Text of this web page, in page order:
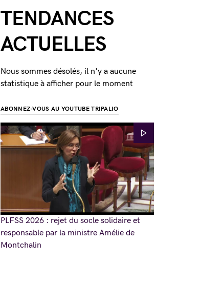
TENDANCES
ACTUELLES
Nous sommes désolés, il n'y a aucune
statistique à afficher pour le moment
ABONNEZ-VOUS AU YOUTUBE TRIPALIO
PLFSS 2026 : rejet du socle solidaire et
responsable par la ministre Amélie de
Montchalin